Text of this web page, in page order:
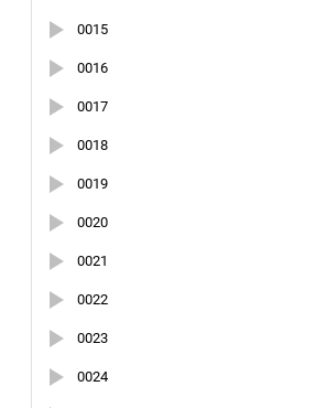
0015
0016
0017
0018
0019
0020
0021
0022
0023
0024